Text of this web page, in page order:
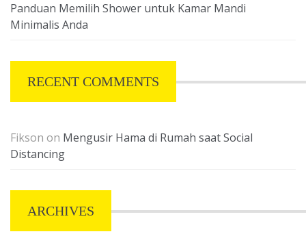
Panduan Memilih Shower untuk Kamar Mandi
Minimalis Anda
RECENT COMMENTS
Fikson on Mengusir Hama di Rumah saat Social
Distancing
ARCHIVES